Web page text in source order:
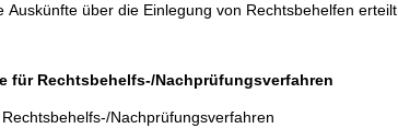
Auskünfte über die Einlegung von Rechtsbehelfen erteilt
für Rechtsbehelfs-/Nachprüfungsverfahren
Nachprüfungsverfahren